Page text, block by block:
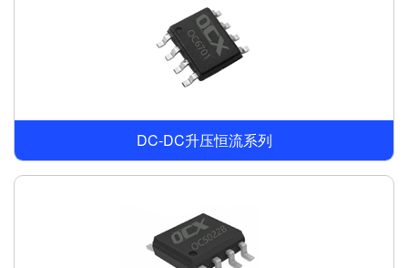
DC-DC升压恒流系列